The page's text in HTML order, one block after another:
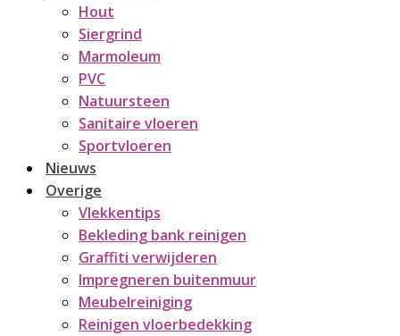
Hout
Siergrind
Marmoleum
PVC
Natuursteen
Sanitaire vloeren
Sportvloeren
Nieuws
Overige
Vlekkentips
Bekleding bank reinigen
Graffiti verwijderen
Impregneren buitenmuur
Meubelreiniging
Reinigen vloerbedekking